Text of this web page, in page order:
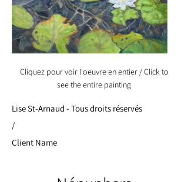
Cliquez pour voir l'oeuvre en entier / Click to
see the entire painting
Lise St-Arnaud - Tous droits réservés
/
Client Name